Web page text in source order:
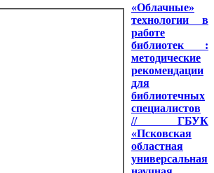
«Облачные»
технологии в
работе
библиотек :
методические
рекомендации
для
библиотечных
специалистов
// ГБУК
«Псковская
областная
универсальная